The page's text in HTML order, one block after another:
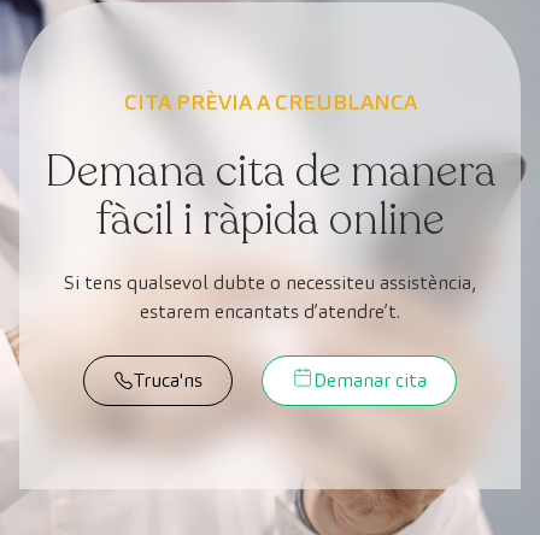
CITA PRÈVIA A CREUBLANCA
Demana cita de manera
fàcil i ràpida online
Si tens qualsevol dubte o necessiteu assistència,
estarem encantats d’atendre’t.
Truca'ns Demanar cita